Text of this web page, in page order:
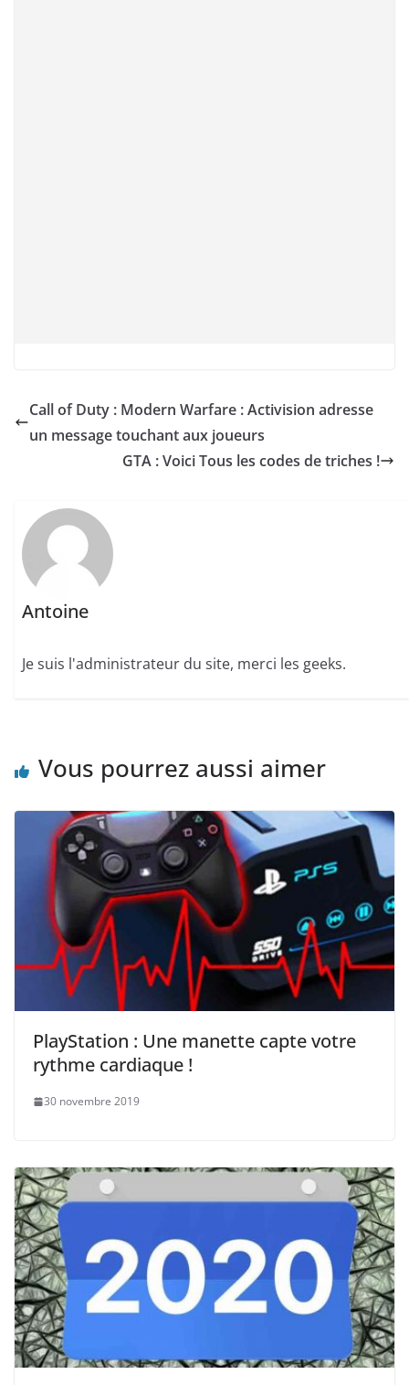
Call of Duty : Modern Warfare : Activision adresse
un message touchant aux joueurs
GTA : Voici Tous les codes de triches !
Antoine
Je suis l'administrateur du site, merci les geeks.
Vous pourrez aussi aimer
PlayStation : Une manette capte votre
rythme cardiaque !
30 novembre 2019